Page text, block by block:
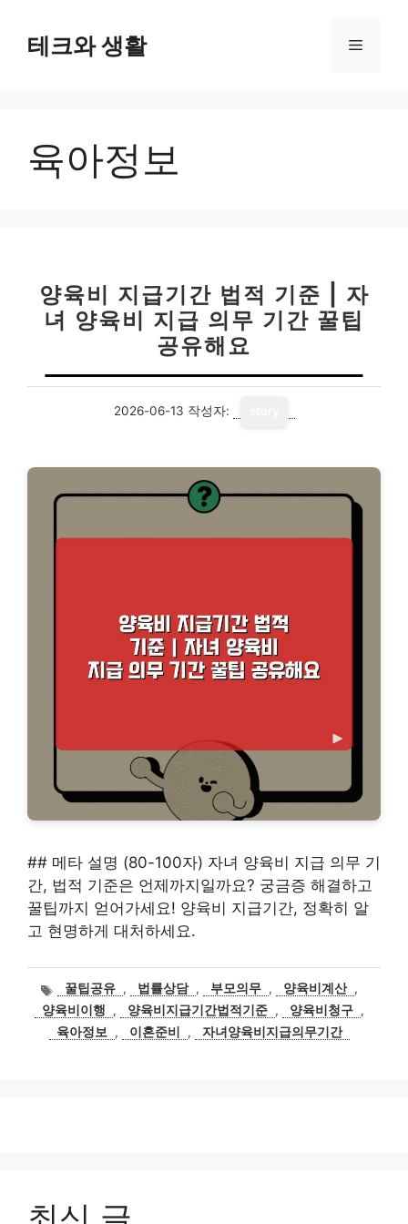
테크와 생활 메
육아정보
양육비 지급기간 법적 기준 | 자
녀 양육비 지급 의무 기간 꿀팁
공유해요
2026-06-13 작성자:
## 메타 설명 (80-100자) 자녀 양육비 지급 의무 기
간, 법적 기준은 언제까지일까요? 궁금증 해결하고
꿀팁까지 얻어가세요! 양육비 지급기간, 정확히 알
고 현명하게 대처하세요.
태
그
꿀팁공유 , 법률상담 , 부모의무 , 양육비계산 ,
양육비이행
, 양육비지급기간법적기준 , 양육비청구 ,
육아정보
, 이혼준비 , 자녀양육비지급의무기간